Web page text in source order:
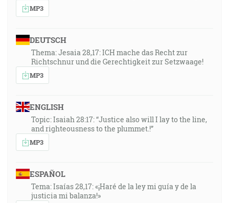
MP3
DEUTSCH
Thema: Jesaia 28,17: ICH mache das Recht zur
Richtschnur und die Gerechtigkeit zur Setzwaage!
MP3
ENGLISH
Topic: Isaiah 28:17: “Justice also will I lay to the line,
and righteousness to the plummet.!”
MP3
ESPAÑOL
Tema: Isaías 28,17: «¡Haré de la ley mi guía y de la
justicia mi balanza!»